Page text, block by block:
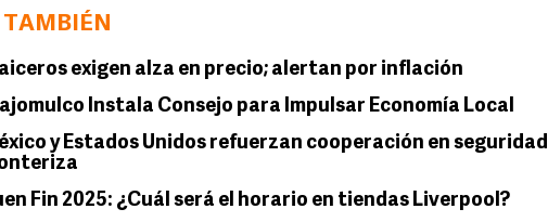
TAMBIÉN
exigen alza en precio; alertan por inflación
Instala Consejo para Impulsar Economía Local
y Estados Unidos refuerzan cooperación en seguridad
Fin 2025: ¿Cuál será el horario en tiendas Liverpool?